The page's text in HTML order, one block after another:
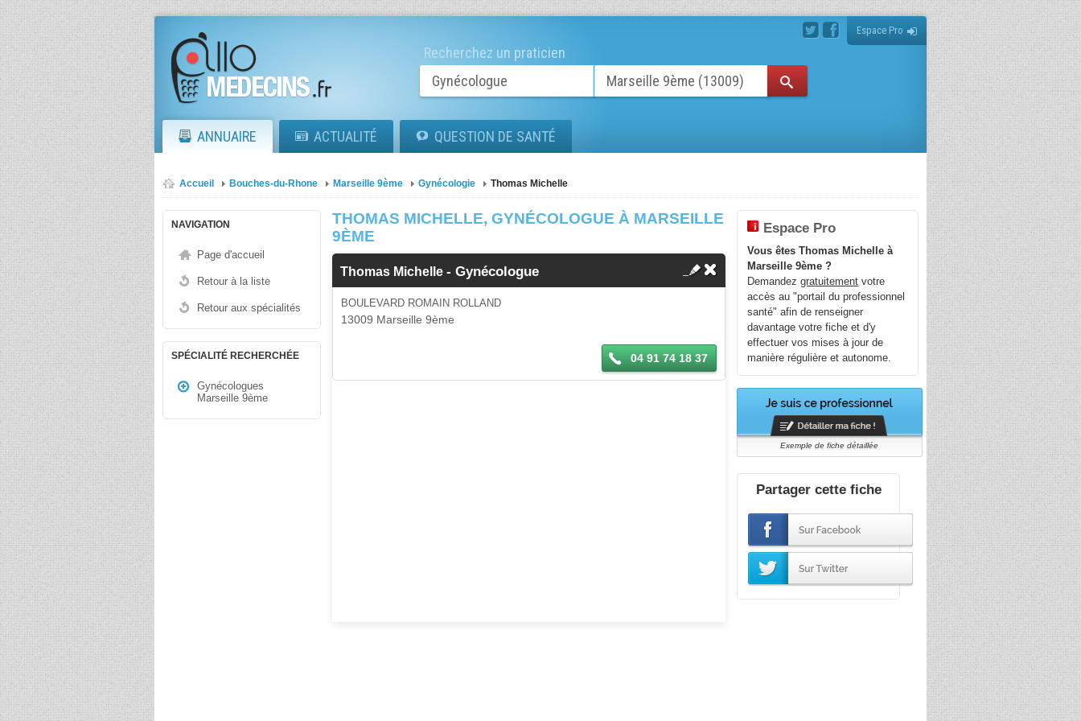
Espace Pro
Recherchez un praticien
ANNUAIRE ACTUALITÉ QUESTION DE SANTÉ
Accueil Bouches-du-Rhone Marseille 9ème Gynécologie Thomas Michelle
NAVIGATION
Page d'accueil
Retour à la liste
Retour aux spécialités
SPÉCIALITÉ RECHERCHÉE
Gynécologues
Marseille 9ème
THOMAS MICHELLE, GYNÉCOLOGUE À MARSEILLE
9ÈME
Thomas Michelle-Gynécologue
BOULEVARD ROMAIN ROLLAND
13009 Marseille 9ème
04 91 74 18 37
Espace Pro
Vous êtes Thomas Michelle à
Marseille 9ème ?
Demandezgratuitement votre
accès au "portail du professionnel
santé" afin de renseigner
davantage votre fiche et d'y
effectuer vos mises à jour de
manière régulière et autonome.
Exemple de fiche détaillée
Partager cette fiche